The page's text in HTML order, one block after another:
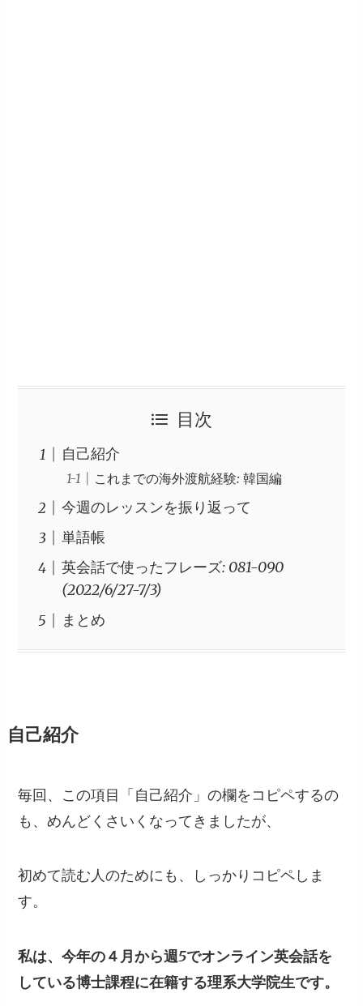
目次
自己紹介
これまでの海外渡航経験: 韓国編
今週のレッスンを振り返って
単語帳
英会話で使ったフレーズ: 081-090
(2022/6/27-7/3)
まとめ
自己紹介
毎回、この項目「自己紹介」の欄をコピペするの
も、めんどくさいくなってきましたが、
初めて読む人のためにも、しっかりコピペしま
す。
私は、今年の４月から週5でオンライン英会話を
している博士課程に在籍する理系大学院生です。